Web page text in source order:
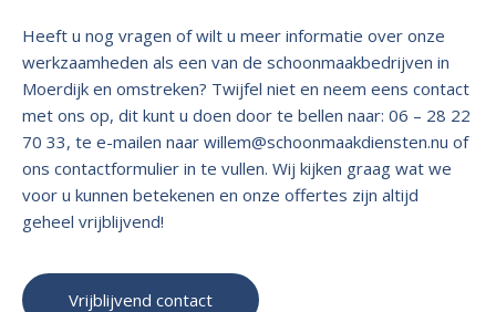
Heeft u nog vragen of wilt u meer informatie over onze
werkzaamheden als een van de schoonmaakbedrijven in
Moerdijk en omstreken? Twijfel niet en neem eens contact
met ons op, dit kunt u doen door te bellen naar: 06 – 28 22
70 33, te e-mailen naar willem@schoonmaakdiensten.nu of
ons contactformulier in te vullen. Wij kijken graag wat we
voor u kunnen betekenen en onze offertes zijn altijd
geheel vrijblijvend!
Vrijblijvend contact